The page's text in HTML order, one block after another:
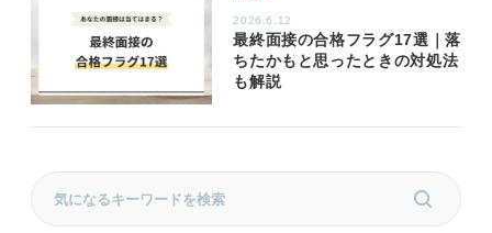
2026.6.12
最終面接の合格フラグ17選｜落
ちたかもと思ったときの対処法
も解説